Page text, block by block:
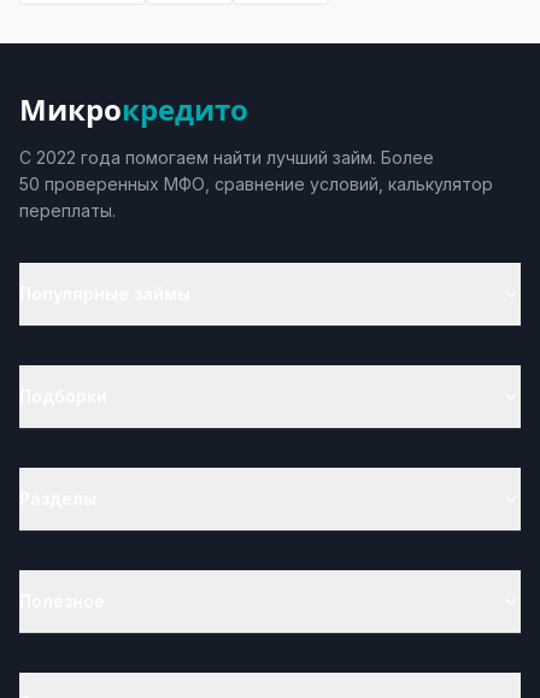
Микрокредито
С 2022 года помогаем найти лучший займ. Более
50 проверенных МФО, сравнение условий, калькулятор
переплаты.